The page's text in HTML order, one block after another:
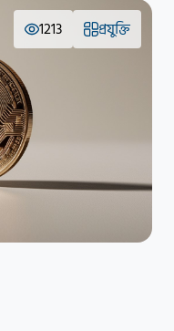
1213 প্রযুক্তি